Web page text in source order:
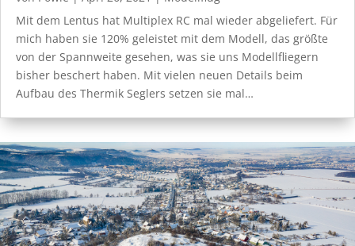
Mit dem Lentus hat Multiplex RC mal wieder abgeliefert. Für
mich haben sie 120% geleistet mit dem Modell, das größte
von der Spannweite gesehen, was sie uns Modellfliegern
bisher beschert haben. Mit vielen neuen Details beim
Aufbau des Thermik Seglers setzen sie mal…